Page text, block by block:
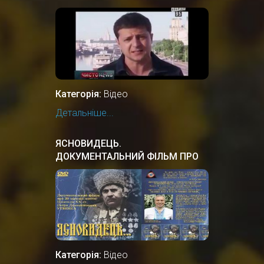
Категорія: Відео
Детальніше...
ЯСНОВИДЕЦЬ.
ДОКУМЕНТАЛЬНИЙ ФIЛЬМ ПРО
УКРАЇНСЬКОГО ЦІЛИТЕЛЯ.
Категорія: Відео